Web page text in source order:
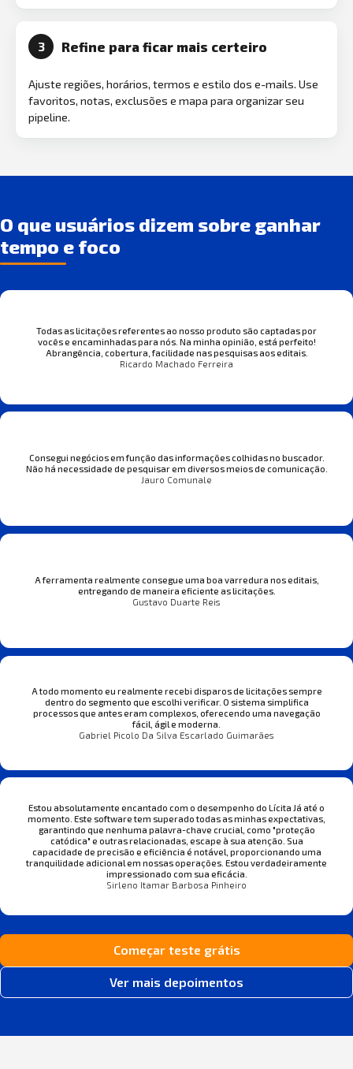
3 Refine para ficar mais certeiro
Ajuste regiões, horários, termos e estilo dos e-mails. Use
favoritos, notas, exclusões e mapa para organizar seu
pipeline.
O que usuários dizem sobre ganhar
tempo e foco
Todas as licitações referentes ao nosso produto são captadas por
vocês e encaminhadas para nós. Na minha opinião, está perfeito!
Abrangência, cobertura, facilidade nas pesquisas aos editais.
Ricardo Machado Ferreira
Consegui negócios em função das informações colhidas no buscador.
Não há necessidade de pesquisar em diversos meios de comunicação.
Jauro Comunale
A ferramenta realmente consegue uma boa varredura nos editais,
entregando de maneira eficiente as licitações.
Gustavo Duarte Reis
A todo momento eu realmente recebi disparos de licitações sempre
dentro do segmento que escolhi verificar. O sistema simplifica
processos que antes eram complexos, oferecendo uma navegação
fácil, ágil e moderna.
Gabriel Picolo Da Silva Escarlado Guimarães
Estou absolutamente encantado com o desempenho do Lícita Já até o
momento. Este software tem superado todas as minhas expectativas,
garantindo que nenhuma palavra-chave crucial, como "proteção
catódica" e outras relacionadas, escape à sua atenção. Sua
capacidade de precisão e eficiência é notável, proporcionando uma
tranquilidade adicional em nossas operações. Estou verdadeiramente
impressionado com sua eficácia.
Sirleno Itamar Barbosa Pinheiro
Começar teste grátis
Ver mais depoimentos